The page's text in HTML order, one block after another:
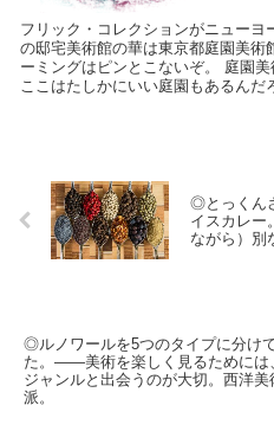
フリック・コレクションがニュー
の邸宅美術館の華は東京都庭園美術
ーミングはピンとこないぞ。 庭園
ここはたしかにいい庭園もあるんだ
◎とっくん
イスカレ
ながら）別
◎ルノワールを5つのタイプに分け
た。――美術を楽しく見るためには
ジャンルと出会うのが大切。西洋美
派。